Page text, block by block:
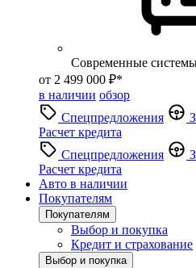
Современные
от 2 499 000 ₽*
в наличии обзор
Спецпредложения
Расчет кредита
Спецпредложения
Расчет кредита
Авто в наличии
Покупателям
Покупателям
Выбор и покупка
Кредит и страхование
Выбор и покупка